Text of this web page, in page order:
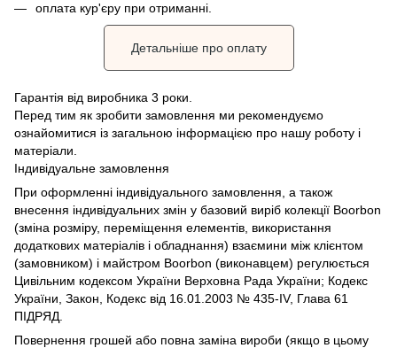
оплата кур'єру при отриманні.
Детальніше про оплату
Гарантія від виробника 3 роки.
Перед тим як зробити замовлення ми рекомендуємо
ознайомитися із загальною інформацією про нашу роботу і
матеріали.
Індивідуальне замовлення
При оформленні індивідуального замовлення, а також
внесення індивідуальних змін у базовий виріб колекції Boorbon
(зміна розміру, переміщення елементів, використання
додаткових матеріалів і обладнання) взаємини між клієнтом
(замовником) і майстром Boorbon (виконавцем) регулюється
Цивільним кодексом України Верховна Рада України; Кодекс
України, Закон, Кодекс від 16.01.2003 № 435-IV, Глава 61
ПІДРЯД.
Повернення грошей або повна заміна вироби (якщо в цьому